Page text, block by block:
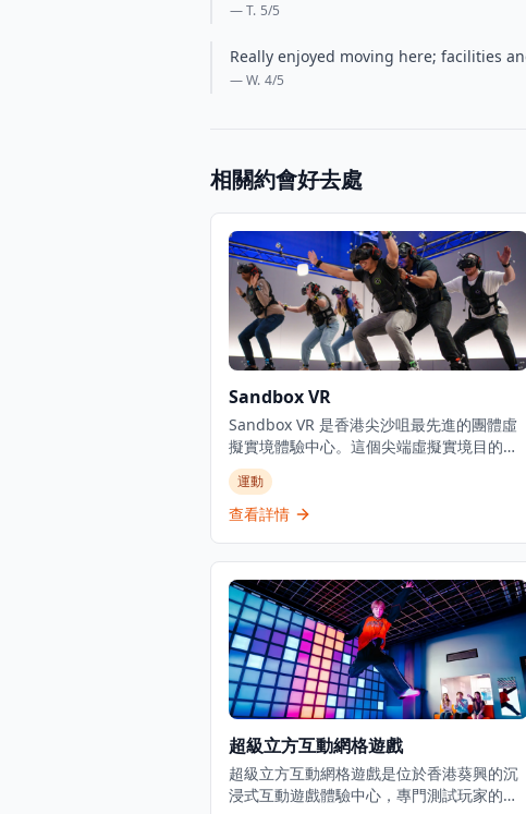
— T. 5/5
Really enjoyed moving here; facilities
— W. 4/5
相關約會好去處
Sandbox VR
Sandbox VR 是香港尖沙咀最先進的團體虛
擬實境體驗中心。這個尖端虛擬實境目的地
結合全身動作捕捉、觸覺反饋技術和最先進
的VR頭戴設備，創造真正沉浸式的多人冒險
體驗。無論是朋友聚會、家庭活動還是企業
一起對抗殭屍、探索外星世界或解決謎題。
場地設有專屬的私人房間，確保獨特且舒適
的體驗。配備專業工作人員指導和頂級設
備，Sandbox VR 提供難忘的娛樂體驗，通
過創新科技將人們聚集在一起。立即在線預
訂，體驗香港頂級VR景點之一！
運動
查看詳情
超級立方互動網格遊戲
超級立方互動網格遊戲是位於香港葵興的沉
浸式互動遊戲體驗中心，專門測試玩家的團